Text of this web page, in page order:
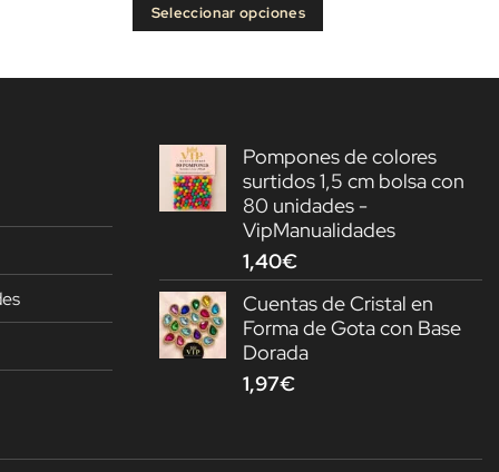
precios:
desde
2,20€
4,40€
Seleccionar opciones
variantes.
opciones
elegir
Pompones de colores
surtidos 1,5 cm bolsa con
80 unidades -
VipManualidades
1,40€
Cuentas de Cristal en
Forma de Gota con Base
Dorada
1,97€